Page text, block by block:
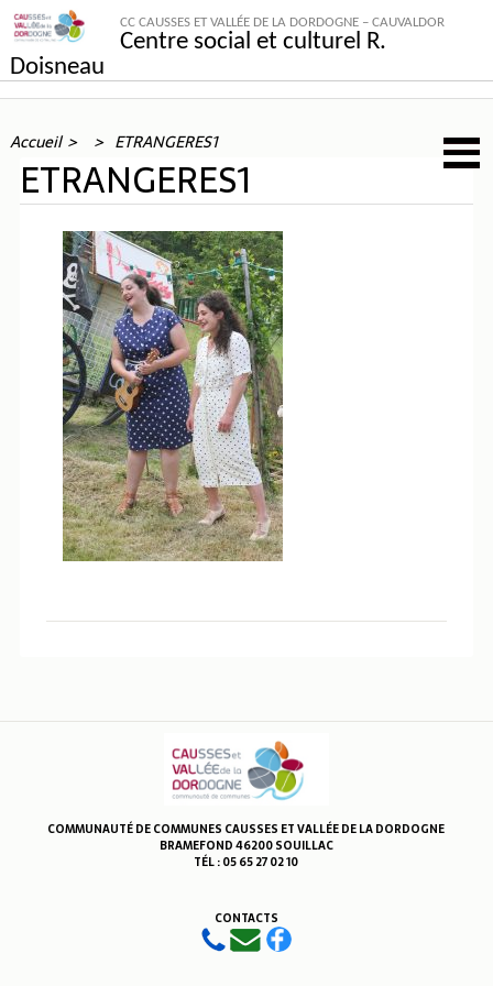
CC CAUSSES ET VALLÉE DE LA DORDOGNE – CAUVALDOR
Centre social et culturel R.
Doisneau
Accueil ETRANGERES1
ETRANGERES1
COMMUNAUTÉ DE COMMUNES CAUSSES ET VALLÉE DE LA DORDOGNE
BRAMEFOND 46200 SOUILLAC
TÉL : 05 65 27 02 10
CONTACTS